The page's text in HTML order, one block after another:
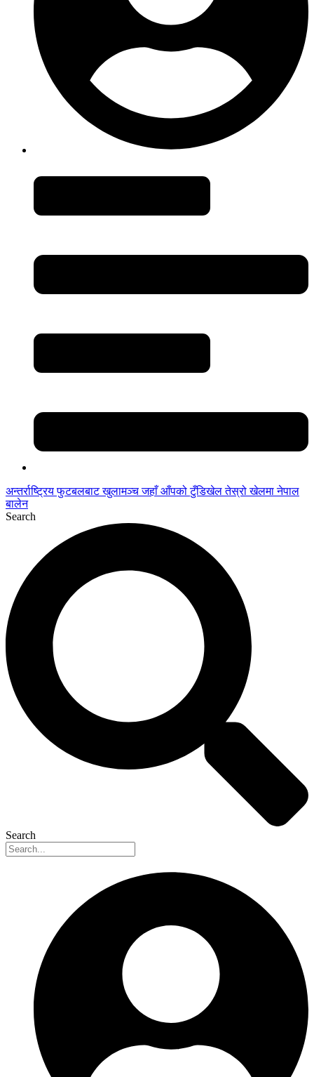
अन्तर्राष्ट्रिय फुटबलबाट खुलामञ्च जहाँ आँपको टुँडिखेल तेस्रो खेलमा नेपाल
बालेन
Search
Search